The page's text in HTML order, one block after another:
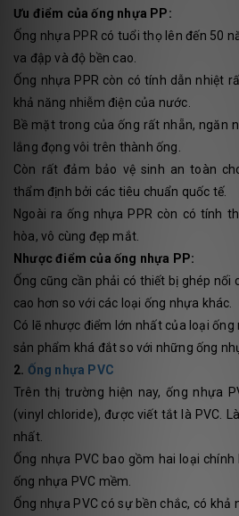
Ưu điểm của ống nhựa PP:
Ống nhựa PPR có tuổi thọ lên đến 50
va đập và độ bền cao.
Ống nhựa PPR còn có tính dẫn nhiệt
khả năng nhiễm điện của nước.
Bề mặt trong của ống rất nhẵn, ngăn
lắng đọng vôi trên thành ống.
Còn rất đảm bảo vệ sinh an toàn
thẩm định bởi các tiêu chuẩn quốc tế.
Ngoài ra ống nhựa PPR còn có tính
hòa, vô cùng đẹp mắt.
Nhược điểm của ống nhựa PP:
Ống cũng cần phải có thiết bị ghép nối
cao hơn so với các loại ống nhựa khác.
Có lẽ nhược điểm lớn nhất của loại
sản phẩm khá đắt so với những ống
2. Ống nhựa PVC
Trên thị trường hiện nay, ống nhựa
(vinyl chloride), được viết tắt là PVC.
nhất.
Ống nhựa PVC bao gồm hai loại
ống nhựa PVC mềm.
Ống nhựa PVC có sự bền chắc, có khả